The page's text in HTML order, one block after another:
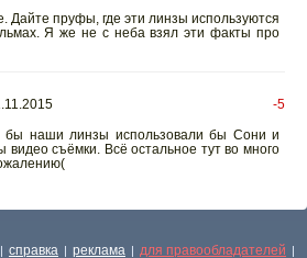
Дайте пруфы, где эти линзы используются
Я же не с неба взял эти факты про
-5
бы наши линзы использовали бы Сони и
видео съёмки. Всё остальное тут во много
| справка | реклама | для правообладателей |